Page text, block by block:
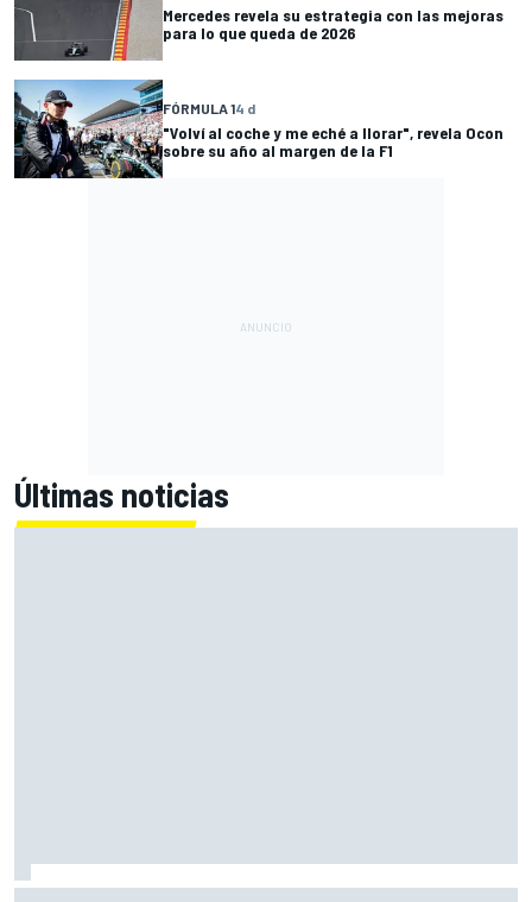
Mercedes revela su estrategia con las mejoras
para lo que queda de 2026
FÓRMULA 14 d
"Volví al coche y me eché a llorar", revela Ocon
sobre su año al margen de la F1
Últimas noticias